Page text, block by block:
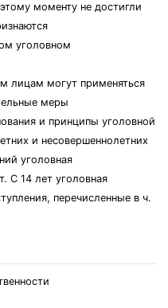
моменту не достигли
уголовном
лицам могут применяться
меры
и принципы уголовной
и несовершеннолетних
уголовная
С 14 лет уголовная
перечисленные в ч.